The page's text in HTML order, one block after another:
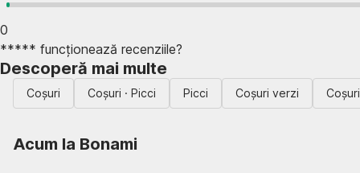
0
***** funcționează recenziile?
Descoperă mai multe
Coșuri Coșuri · Picci Picci Coșuri verzi
Acum la Bonami